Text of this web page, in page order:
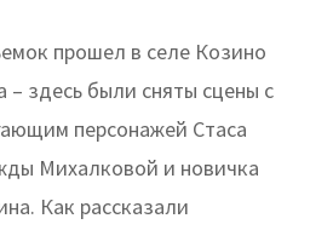
прошел в селе Козино
– здесь были сняты сцены с
персонажей Стаса
Михалковой и новичка
Как рассказали